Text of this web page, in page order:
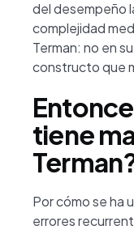
del desempeño
complejidad
Terman: no en
constructo que
tiene
Por cómo se ha
errores